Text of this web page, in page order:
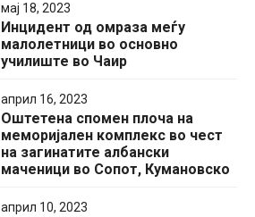
мај 18, 2023
Инцидент од омраза меѓу
малолетници во основно
училиште во Чаир
април 16, 2023
Оштетена спомен плоча на
меморијален комплекс во чест
на загинатите албански
маченици во Сопот, Кумановско
април 10, 2023